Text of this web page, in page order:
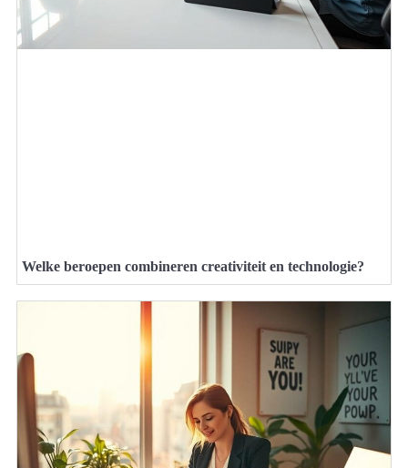
Welke beroepen combineren creativiteit en technologie?